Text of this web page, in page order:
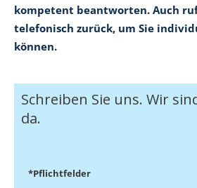
kompetent beantworten. Auch
telefonisch zurück, um Sie
können.
Schreiben Sie uns. Wir
da.
*Pflichtfelder